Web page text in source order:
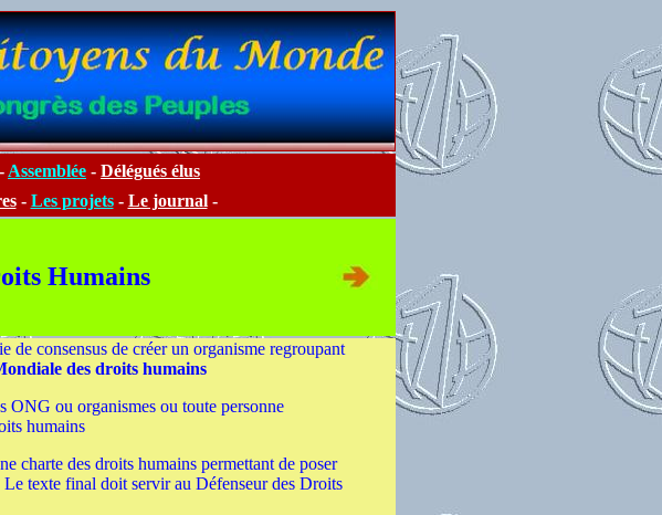
- Assemblée - Délégués élus
- Les projets- Le journal-
Humains
de consensus de créer un organisme regroupant
des droits humains
ONG ou organismes ou toute personne
humains
charte des droits humains permettant de poser
texte final doit servir au Défenseur des Droits